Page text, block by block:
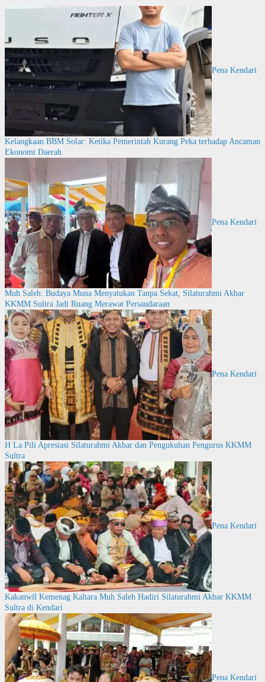
Pena Kendari
Kelangkaan BBM Solar: Ketika Pemerintah Kurang Peka terhadap Ancaman
Ekonomi Daerah
Pena Kendari
Muh Saleh: Budaya Muna Menyatukan Tanpa Sekat, Silaturahmi Akbar
KKMM Sultra Jadi Ruang Merawat Persaudaraan
Pena Kendari
H La Pili Apresiasi Silaturahmi Akbar dan Pengukuhan Pengurus KKMM
Sultra
Pena Kendari
Kakanwil Kemenag Kaltara Muh Saleh Hadiri Silaturahmi Akbar KKMM
Sultra di Kendari
Pena Kendari